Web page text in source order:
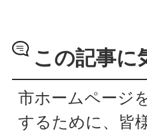
この記事に
市ホームページ
するために、皆